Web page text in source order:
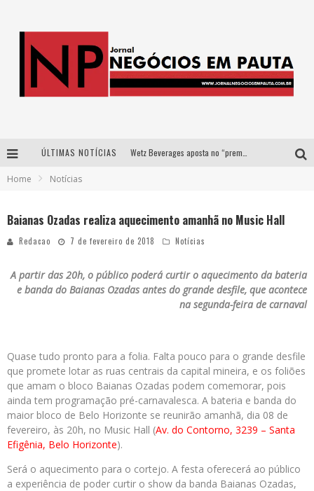
ÚLTIMAS NOTÍCIAS
Home Notícias
Baianas Ozadas realiza aquecimento amanhã no Music Hall
Redacao 7 de fevereiro de 2018 Notícias
A partir das 20h, o público poderá curtir o aquecimento da bateria
e banda do Baianas Ozadas antes do grande desfile, que acontece
na segunda-feira de carnaval
Quase tudo pronto para a folia. Falta pouco para o grande desfile
que promete lotar as ruas centrais da capital mineira, e os foliões
que amam o bloco Baianas Ozadas podem comemorar, pois
ainda tem programação pré-carnavalesca. A bateria e banda do
maior bloco de Belo Horizonte se reunirão amanhã, dia 08 de
fevereiro, às 20h, no Music Hall (Av. do Contorno, 3239 – Santa
Efigênia, Belo Horizonte).
Será o aquecimento para o cortejo. A festa oferecerá ao público
a experiência de poder curtir o show da banda Baianas Ozadas,